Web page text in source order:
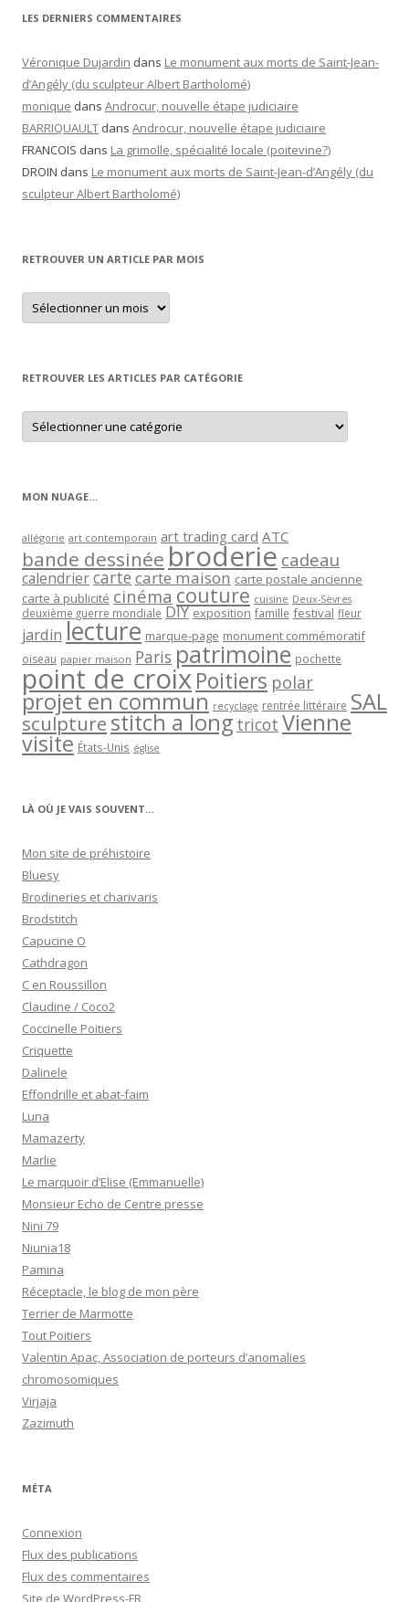
LES DERNIERS COMMENTAIRES
Véronique Dujardin dans Le monument aux morts de Saint-Jean-
d’Angély (du sculpteur Albert Bartholomé)
monique dans Androcur, nouvelle étape judiciaire
BARRIQUAULT dans Androcur, nouvelle étape judiciaire
FRANCOIS dans La grimolle, spécialité locale (poitevine?)
DROIN dans Le monument aux morts de Saint-Jean-d’Angély (du
sculpteur Albert Bartholomé)
RETROUVER UN ARTICLE PAR MOIS
Retrouver
un
article
RETROUVER LES ARTICLES PAR CATÉGORIE
Retrouver
les
articles
MON NUAGE…
allégorie art contemporain art trading card ATC
bande dessinée broderie cadeau
calendriercartecarte maison carte postale ancienne
carte à publicité cinéma couture cuisine Deux-Sèvres
deuxième guerre mondiale DIY exposition famille festival fleur
jardin lecture marque-page monument commémoratif
oiseau papier maison Paris patrimoine pochette
point de croixPoitiers polar
projet en commun recyclage rentrée littéraire SAL
sculpturestitch a long tricot Vienne
visite États-Unis église
LÀ OÙ JE VAIS SOUVENT…
Mon site de préhistoire
Bluesy
Brodineries et charivaris
Brodstitch
Capucine O
Cathdragon
C en Roussillon
Claudine / Coco2
Coccinelle Poitiers
Criquette
Dalinele
Effondrille et abat-faim
Luna
Mamazerty
Marlie
Le marquoir d’Elise (Emmanuelle)
Monsieur Echo de Centre presse
Nini 79
Niunia18
Pamina
Réceptacle, le blog de mon père
Terrier de Marmotte
Tout Poitiers
Valentin Apac, Association de porteurs d’anomalies
chromosomiques
Virjaja
Zazimuth
MÉTA
Connexion
Flux des publications
Flux des commentaires
Site de WordPress-FR